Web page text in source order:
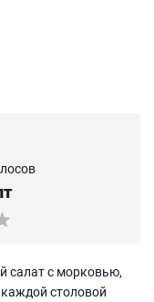
салат с морковью,
столовой